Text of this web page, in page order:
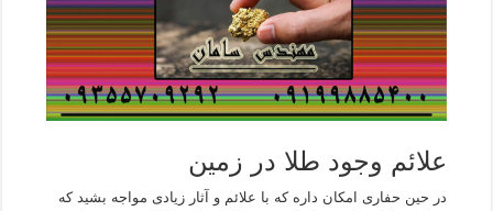
علائم وجود طلا در زمین
در حین حفاری امکان داره که با علائم و آثار زیادی مواجه بشید که